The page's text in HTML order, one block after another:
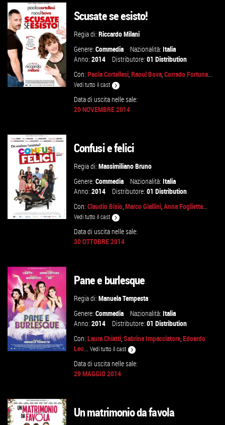
VAI ALLA SCHEDA
VAI ALLA SCHEDA
Scusate se esisto!
Regia di:Riccardo Milani
Genere:Commedia Nazionalità:Italia
Anno:2014 Distributore:01 Distribution
Con:Paola Cortellesi,Raoul Bova,Corrado Fortuna...
Vedi tutto il cast
Data di uscita nelle sale:
20 NOVEMBRE 2014
VAI ALLA SCHEDA
Confusi e felici
Regia di:Massimiliano Bruno
Genere:Commedia Nazionalità:Italia
Anno:2014 Distributore:01 Distribution
Con:Claudio Bisio,Marco Giallini,Anna Foglietta...
Vedi tutto il cast
Data di uscita nelle sale:
30 OTTOBRE 2014
VAI ALLA SCHEDA
Pane e burlesque
Regia di:Manuela Tempesta
Genere:Commedia Nazionalità:Italia
Anno:2014 Distributore:01 Distribution
Con:Laura Chiatti,Sabrina Impacciatore,Edoardo
Leo...Vedi tutto il cast
Data di uscita nelle sale:
29 MAGGIO 2014
Un matrimonio da favola